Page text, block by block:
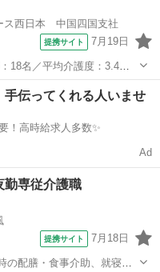
ス西日本 中国四国支社
提携サイト 7月19日
18名／平均介護度：3.4］
エーション 等。 ▼制服：
手伝ってくれる人いませ
〜 / 登録不要！高時給求人多数✨
Ad
専従介護職
提携サイト 7月18日
の配膳・食事介助、就寝・